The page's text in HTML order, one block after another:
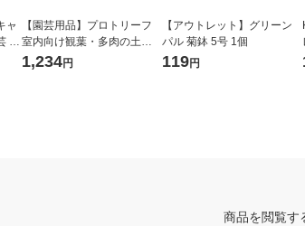
ャ
C
【園芸用品】プロトリーフ
室内向け観葉・多肉の土プ
レミアム 3.5L 1袋
1,234円
【アウトレット】グリーン
パル 菊鉢 5号 1個
119円
商品を閲覧す